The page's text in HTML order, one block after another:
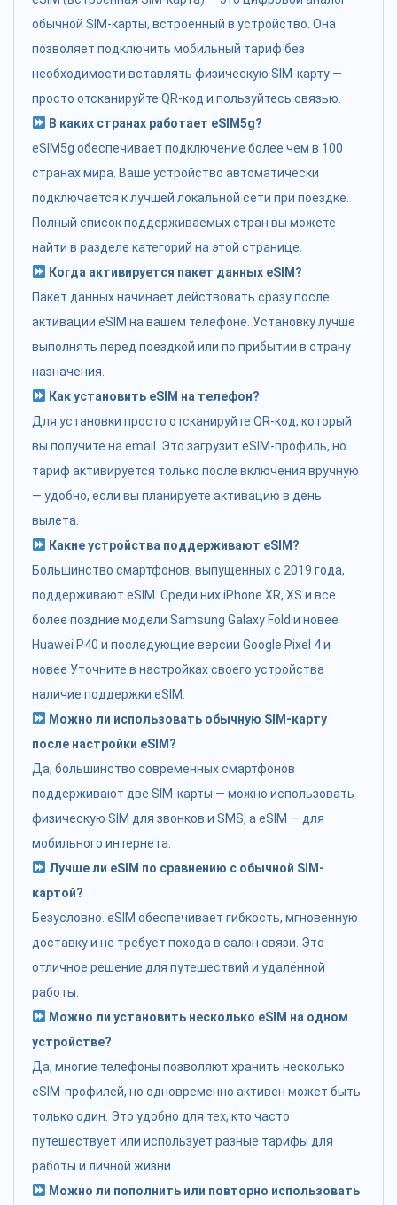
обычной SIM-карты, встроенный в устройство. Она
позволяет подключить мобильный тариф без
необходимости вставлять физическую SIM-карту —
просто отсканируйте QR-код и пользуйтесь связью.
В каких странах работает eSIM5g?
eSIM5g обеспечивает подключение более чем в 100
странах мира. Ваше устройство автоматически
подключается к лучшей локальной сети при поездке.
Полный список поддерживаемых стран вы можете
найти в разделе категорий на этой странице.
Когда активируется пакет данных eSIM?
Пакет данных начинает действовать сразу после
активации eSIM на вашем телефоне. Установку лучше
выполнять перед поездкой или по прибытии в страну
назначения.
Как установить eSIM на телефон?
Для установки просто отсканируйте QR-код, который
вы получите на email. Это загрузит eSIM-профиль, но
тариф активируется только после включения вручную
— удобно, если вы планируете активацию в день
вылета.
Какие устройства поддерживают eSIM?
Большинство смартфонов, выпущенных с 2019 года,
поддерживают eSIM. Среди них:iPhone XR, XS и все
более поздние модели Samsung Galaxy Fold и новее
Huawei P40 и последующие версии Google Pixel 4 и
новее Уточните в настройках своего устройства
наличие поддержки eSIM.
Можно ли использовать обычную SIM-карту
после настройки eSIM?
Да, большинство современных смартфонов
поддерживают две SIM-карты — можно использовать
физическую SIM для звонков и SMS, а eSIM — для
мобильного интернета.
Лучше ли eSIM по сравнению с обычной SIM-
картой?
Безусловно. eSIM обеспечивает гибкость, мгновенную
доставку и не требует похода в салон связи. Это
отличное решение для путешествий и удалённой
работы.
Можно ли установить несколько eSIM на одном
устройстве?
Да, многие телефоны позволяют хранить несколько
eSIM-профилей, но одновременно активен может быть
только один. Это удобно для тех, кто часто
путешествует или использует разные тарифы для
работы и личной жизни.
Можно ли пополнить или повторно использовать